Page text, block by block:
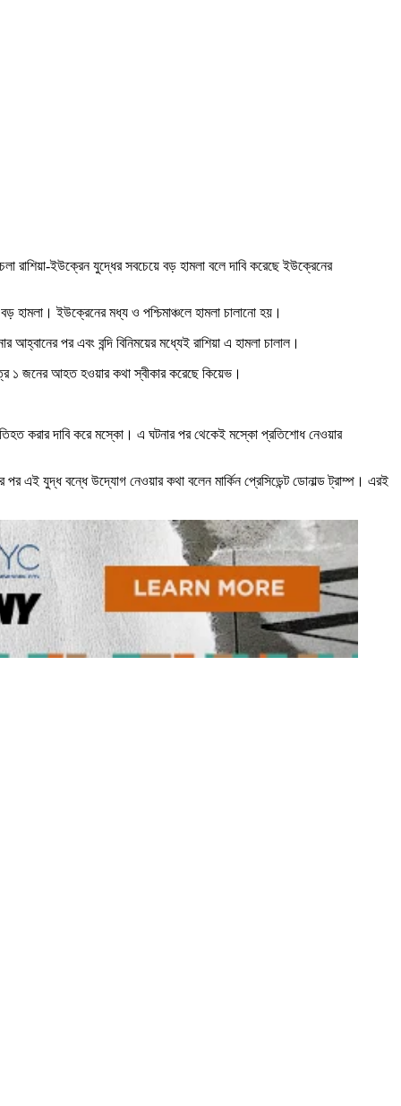
রাশিয়া-ইউক্রেন যুদ্ধের সবচেয়ে বড় হামলা বলে দাবি করেছে ইউক্রেনের
হামলা। ইউক্রেনের মধ্য ও পশ্চিমাঞ্চলে হামলা চালানো হয়।
আহ্বানের পর এবং বন্দি বিনিময়ের মধ্যেই রাশিয়া এ হামলা চালাল।
১ জনের আহত হওয়ার কথা স্বীকার করেছে কিয়েভ।
করার দাবি করে মস্কো। এ ঘটনার পর থেকেই মস্কো প্রতিশোধ নেওয়ার
এই যুদ্ধ বন্ধে উদ্যোগ নেওয়ার কথা বলেন মার্কিন প্রেসিডেন্ট ডোনাল্ড ট্রাম্প। এরই